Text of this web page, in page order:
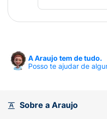
A Araujo tem de tudo.
Posso te ajudar de
Sobre a Araujo